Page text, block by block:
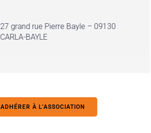
27 grand rue Pierre Bayle – 09130
CARLA-BAYLE
ADHÉRER À L’ASSOCIATION